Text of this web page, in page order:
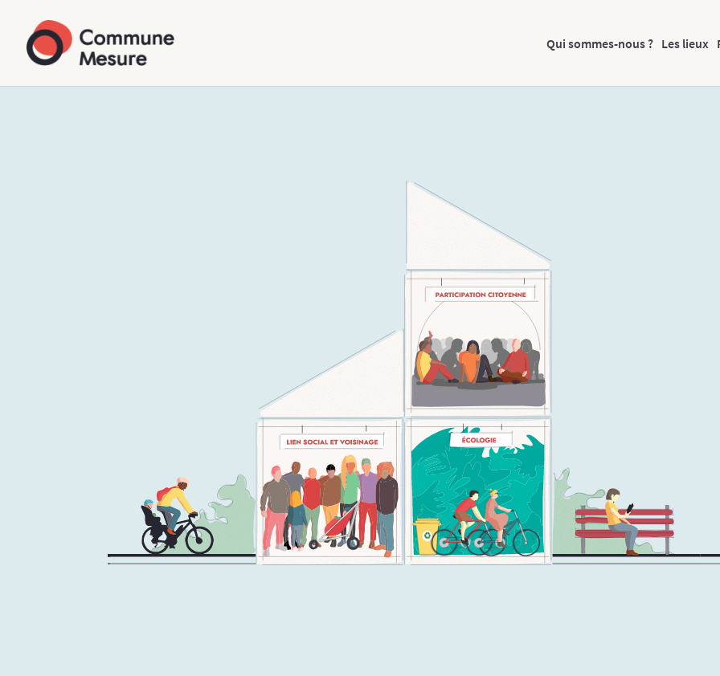
Qui sommes-nous ? Les lieux